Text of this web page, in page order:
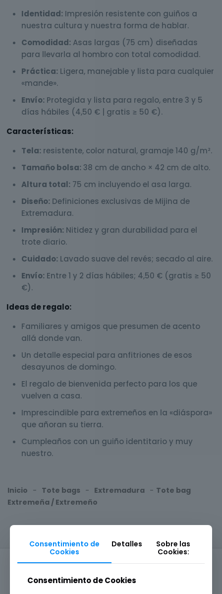
Inicio - Tote bags - Extremadura - Tote bag
Extremeña / Extremeño
Identidad: Impresión resistente con guiños a
nuestra cultura y nuestra forma de hablar.
Comodidad: Asas largas (75 cm) diseñadas
para llevarla al hombro con total comodidad.
Práctica: Ligera, manejable y lista para cualquier
«mande».
Envío: Protegida y lista para regalo, entre 3 y 5
días hábiles (4,50 € | gratis ≥ 50 €).
Características:
Tela: resistente, color natural, gramaje 140 g/m².
Tamaño bolsa: 38 cm de ancho × 42 cm de alto.
Altura total: 75 cm incluyendo el asa larga.
Diseño: Definiciones exclusivas de Mijina de
Extremadura.
Impresión: Nitidez y gran durabilidad para el
trote diario.
Cuidado: Lavado suave del revés; secado al aire.
Envío: Entre 1 y 2 días hábiles; 4,50 € (gratis ≥ 50
€).
Ideas de regalo:
Familiares y amigos que presumen de acento
allá donde van.
Un detalle especial para anfitriones de esos
desayunos de domingo.
El regalo de bienvenida perfecto para los que
vuelven a casa.
Imprescindible para extremeños en la «diáspora»
que añoran su tierra.
Cumpleaños con un guiño identitario y muy
nuestro.
Consentimiento de
Cookies
Detalles
Sobre las
Cookies:
Consentimiento de Cookies